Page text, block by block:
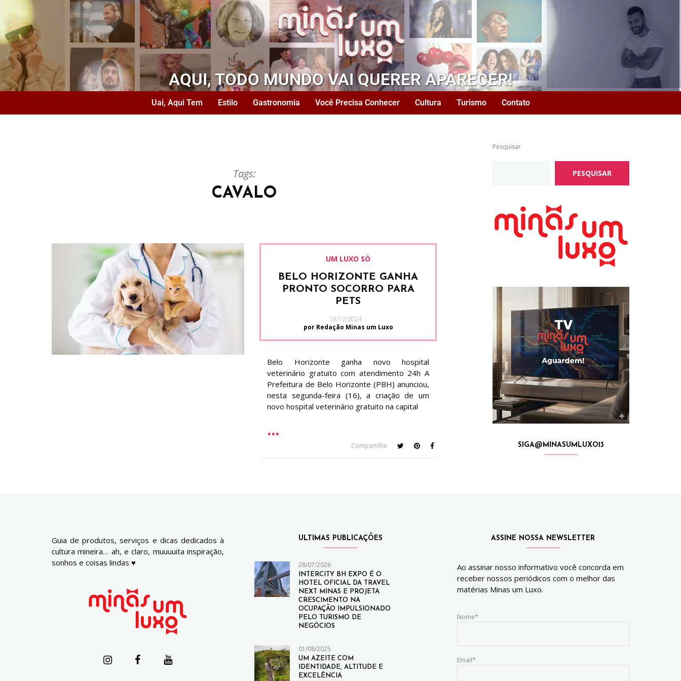
AQUI, TODO MUNDO VAI QUERER APARECER!
Uai, Aqui Tem Estilo Gastronomia Você Precisa Conhecer Cultura Turismo Contato
Tags:
CAVALO
UM LUXO SÓ
BELO HORIZONTE GANHA
PRONTO SOCORRO PARA
PETS
18/12/2024
por Redação Minas um Luxo
Belo Horizonte ganha novo hospital
veterinário gratuito com atendimento 24h A
Prefeitura de Belo Horizonte (PBH) anunciou,
nesta segunda-feira (16), a criação de um
novo hospital veterinário gratuito na capital
Compartilhe
Pesquisar
PESQUISAR
SIGA@MINASUMLUXO13
Guia de produtos, serviços e dicas dedicados à
cultura mineira… ah, e claro, muuuuita inspiração,
sonhos e coisas lindas ♥
ULTIMAS PUBLICAÇÕES
28/07/2026
INTERCITY BH EXPO É O
HOTEL OFICIAL DA TRAVEL
NEXT MINAS E PROJETA
CRESCIMENTO NA
OCUPAÇÃO IMPULSIONADO
PELO TURISMO DE
NEGÓCIOS
01/08/2025
UM AZEITE COM
IDENTIDADE, ALTITUDE E
EXCELÊNCIA
ASSINE NOSSA NEWSLETTER
Ao assinar nosso informativo você concorda em
receber nossos periódicos com o melhor das
matérias Minas um Luxo.
Nome*
Email*